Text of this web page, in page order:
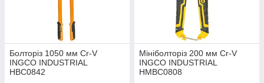
Болторіз 1050 мм Cr-V
INGCO INDUSTRIAL
HBC0842
Мініболторіз 200 мм Cr-V
INGCO INDUSTRIAL
HMBC0808